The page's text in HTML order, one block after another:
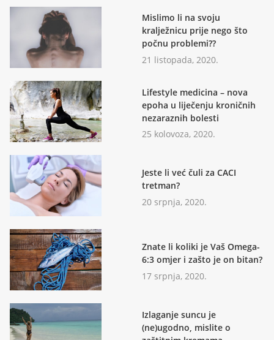
Mislimo li na svoju
kralježnicu prije nego što
počnu problemi??
21 listopada, 2020.
Lifestyle medicina – nova
epoha u liječenju kroničnih
nezaraznih bolesti
25 kolovoza, 2020.
Jeste li već čuli za CACI
tretman?
20 srpnja, 2020.
Znate li koliki je Vaš Omega-
6:3 omjer i zašto je on bitan?
17 srpnja, 2020.
Izlaganje suncu je
(ne)ugodno, mislite o